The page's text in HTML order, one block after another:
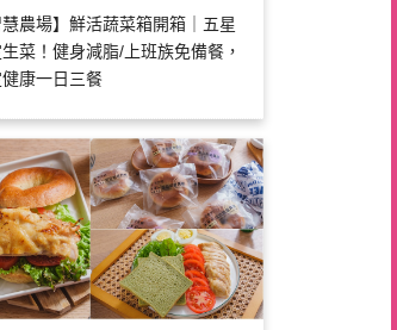
慧農場】鮮活蔬菜箱開箱｜五星
菜！健身減脂/上班族免備餐，
康一日三餐